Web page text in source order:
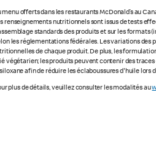
offerts dans les restaurants McDonald’s au
nutritionnels sont issus de tests
standards des produits et sur les formats
les réglementations fédérales. Les variations
de chaque produit. De plus, les
les produits peuvent contenir des
afin de réduire les éclaboussures d'huile lors
plus de détails, veuillez consulter les modalités au